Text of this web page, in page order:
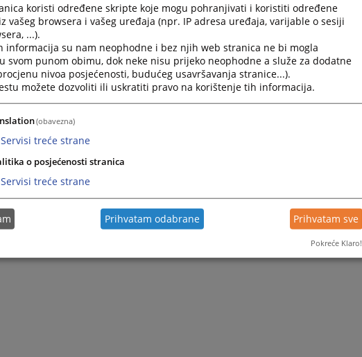
koristi određene skripte koje mogu pohranjivati i koristiti određene
vašeg browsera i vašeg uređaja (npr. IP adresa uređaja, varijable o sesiji
...).
informacija su nam neophodne i bez njih web stranica ne bi mogla
svom punom obimu, dok neke nisu prijeko neophodne a služe za dodatne
nivoa posjećenosti, budućeg usavršavanja stranice...).
možete dozvoliti ili uskratiti pravo na korištenje tih informacija.
(obavezna)
Servisi treće strane
o posjećenosti stranica
Servisi treće strane
Prihvatam odabrane Prihvatam sve
Pokreće Klaro!